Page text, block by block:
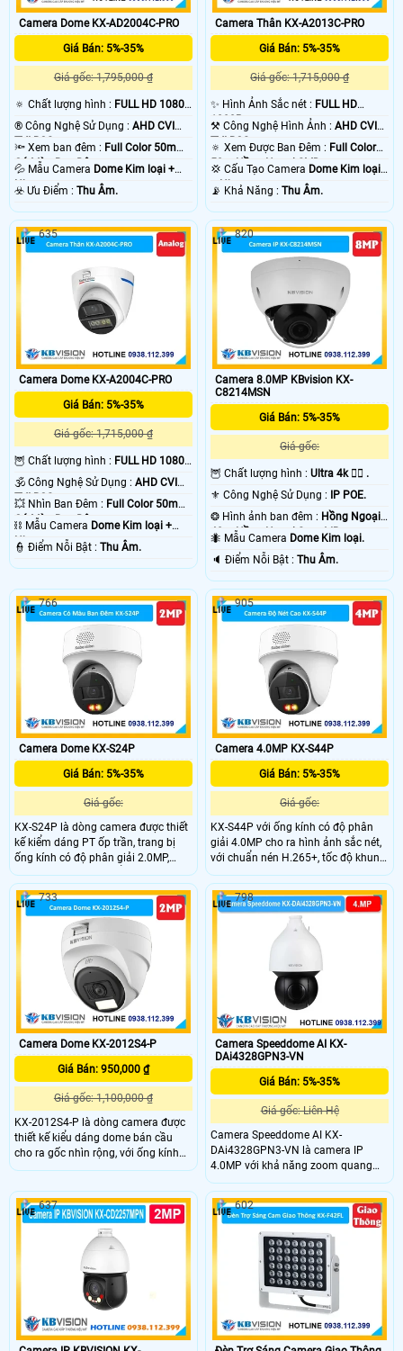
Camera Dome KX-AD2004C-PRO
Giá Bán: 5%-35%
Giá gốc: 1,795,000 ₫
🔅 Chất lượng hình : FULL HD 1080P
.
®️ Công Nghệ Sử Dụng : AHD CVI
TVI BCS.
🔦 Xem ban đêm : Full Color 50m
Có Màu Ban Ðêm.
💦 Mẫu Camera Dome Kim loại +
Nhựa.
️☣️ Ưu Điểm : Thu Âm.
Camera Thân KX-A2013C-PRO
Giá Bán: 5%-35%
Giá gốc: 1,715,000 ₫
✨ Hình Ảnh Sắc nét : FULL HD
1080P .
⚒ Công Nghệ Hình Ảnh :AHD CVI
TVI BCS.
🔅 Xem Được Ban Đêm : Full Color
50m Hồng Ngoại SMD.
💢 Cấu Tạo Camera Dome Kim loại
+ Nhựa.
️📡 Khả Năng :Thu Âm.
Camera Dome KX-A2004C-PRO
Giá Bán: 5%-35%
Giá gốc: 1,715,000 ₫
🦉 Chất lượng hình : FULL HD 1080P
🕉️ Công Nghệ Sử Dụng : AHD CVI
TVI BCS.
💥 Nhìn Ban Đêm : Full Color 50m
Có Màu Ban Ðêm.
⛓ Mẫu Camera Dome Kim loại +
Nhựa.
️👮 Điểm Nỗi Bật : Thu Âm.
635
Camera 8.0MP KBvision KX-
C8214MSN
Giá Bán: 5%-35%
Giá gốc:
🦉 Chất lượng hình :Ultra 4k 👍🏾 .
⚜️ Công Nghệ Sử Dụng :
IP POE.
❂ Hình ảnh ban đêm : Hồng Ngoại
40m Hồng Ngoại Smart IR.
🐜 Mẫu Camera Dome Kim loại.
️🔈 Điểm Nỗi Bật :Thu Âm.
820
Camera Dome KX-S24P
Giá Bán: 5%-35%
Giá gốc:
KX-S24P là dòng camera được thiết
kế kiểm dáng PT ốp trần, trang bị
ống kính có độ phân giải 2.0MP,
cảm biến Cmos , chuẩn nén H.265+
giúp tiết kiệm băng thông khi lưu
trữ, hỗ trợ PoE, tích hợp micro và loa
đàm thoại 2 chiều, nhìn hình ảnh có
màu vao ban đêm
766
Camera 4.0MP KX-S44P
Giá Bán: 5%-35%
Giá gốc:
KX-S44P với ống kính có độ phân
giải 4.0MP cho ra hình ảnh sắc nét,
với chuẩn nén H.265+, tốc độ khung
hình 25/30fps, trang bị đèn Led giúp
nhìn hình ảnh có màu vào ban đêm
với khoảng cách 30m, trang bị tính
năng thông minh bảo vệ vành đai,
phát hiện con người và phương tiện
905
Camera Dome KX-2012S4-P
Giá Bán: 950,000 ₫
Giá gốc: 1,100,000 ₫
KX-2012S4-P là dòng camera được
thiết kế kiểu dáng dome bán cầu
cho ra gốc nhìn rộng, với ống kính
có độ phân giải 2.0Mp, trang bị đèn
ban đêm khoảng cách 15m, chống
ngược sáng DWDR, sử dụng chung
733
Camera Speeddome AI KX-
DAi4328GPN3-VN
Giá Bán: 5%-35%
Giá gốc: Liên Hệ
Camera Speeddome AI KX-
DAi4328GPN3-VN là camera IP
4.0MP với khả năng zoom quang
32x và zoom số 16x. KX-
DAi4328GPN3-VN hỗ trợ phát hiện
khuôn mặt, nhận dạng người và xe
(SMD 4.0), cùng chức năng AI Auto
Tracking và IVS, hồng ngoại tầm xa
150m và chuẩn bảo vệ IP67 và
798
637 602